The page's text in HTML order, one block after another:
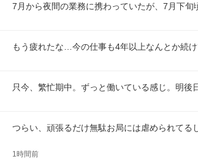
7月から夜間の業務に携わっていたが、7月下
もう疲れたな…今の仕事も4年以上なんとか続
只今、繁忙期中。ずっと働いている感じ。明
つらい、頑張るだけ無駄お局には虐められてる
1時間前